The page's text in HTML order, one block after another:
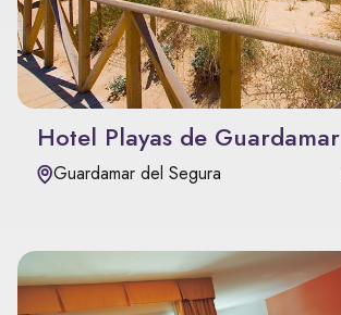
Hotel Playas de Guardamar
Guardamar del Segura